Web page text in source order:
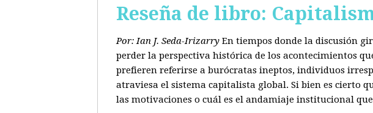
Reseña de libro:
Por: Ian J. Seda-Irizarry En tiempos donde la discusión
perder la perspectiva histórica de los acontecimientos
prefieren referirse a burócratas ineptos, individuos
atraviesa el sistema capitalista global. Si bien es cierto
las motivaciones o cuál es el andamiaje institucional